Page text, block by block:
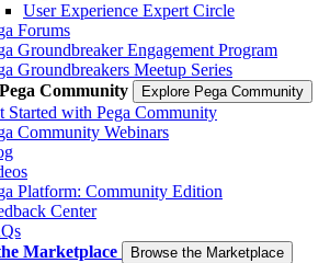
User Experience Expert Circle
Forums
Groundbreaker Engagement Program
Groundbreakers Meetup Series
Community
Explore Pega Community
Started with Pega Community
Community Webinars
Platform: Community Edition
Center
Marketplace
Browse the Marketplace